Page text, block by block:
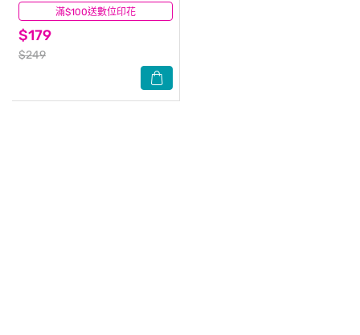
滿$100送數位印花
$179
$249
(7)